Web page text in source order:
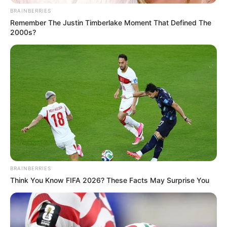
Pronostics PMU de la presse du Quinté le
Turf complet du PRIX BFM ALSACE (PRIX DE
LA MUSIQUE)
BRAINBERRIES
Remember The Justin Timberlake Moment That Defined The
2000s?
BRAINBERRIES
Think You Know FIFA 2026? These Facts May Surprise You